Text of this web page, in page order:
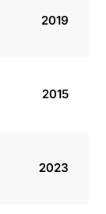
2019
2015
2023